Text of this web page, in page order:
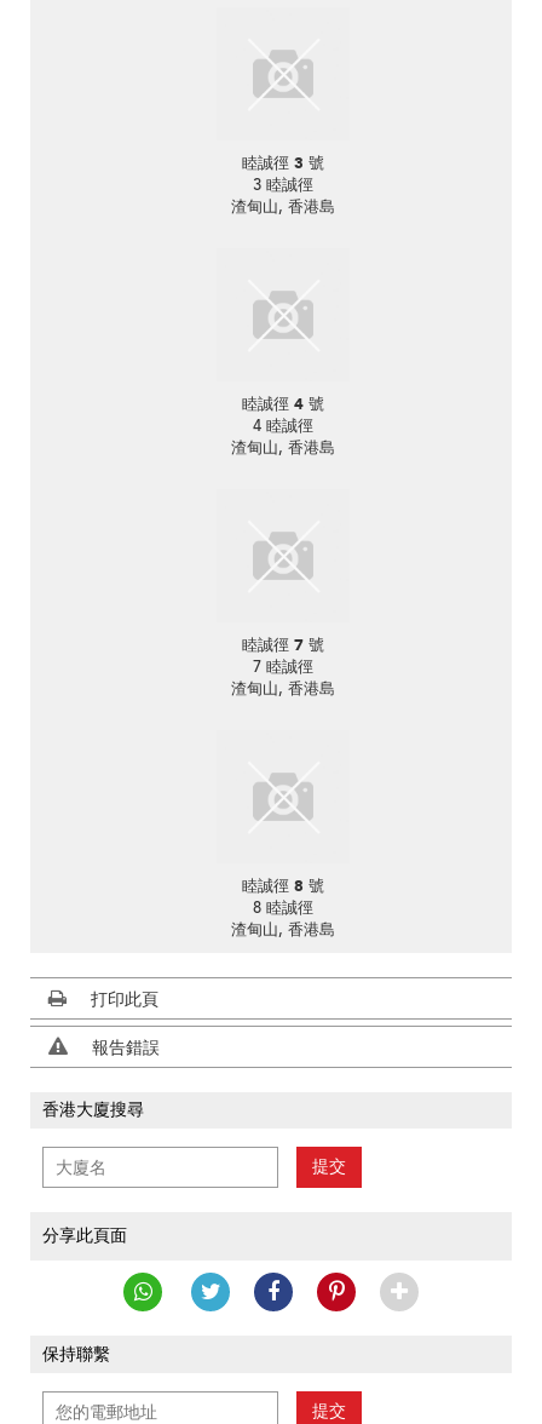
睦誠徑 3 號
3 睦誠徑
渣甸山, 香港島
睦誠徑 4 號
4 睦誠徑
渣甸山, 香港島
睦誠徑 7 號
7 睦誠徑
渣甸山, 香港島
睦誠徑 8 號
8 睦誠徑
渣甸山, 香港島
打印此頁
報告錯誤
香港大廈搜尋
提交
分享此頁面
保持聯繫
提交